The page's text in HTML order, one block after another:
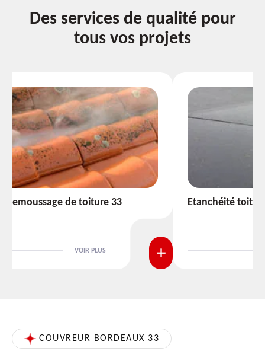
Des services de qualité pour
tous vos projets
Etanchéité toiture 33
VOIR PLUS
COUVREUR BORDEAUX 33